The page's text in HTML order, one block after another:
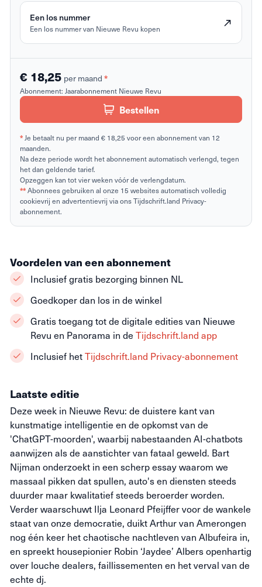
Een los nummer
Een los nummer van Nieuwe Revu kopen
€ 18,25 per maand *
Abonnement: Jaarabonnement Nieuwe Revu
Bestellen
*Je betaalt nu per maand € 18,25 voor een abonnement van 12
maanden.
Na deze periode wordt het abonnement automatisch verlengd, tegen
het dan geldende tarief.
Opzeggen kan tot vier weken vóór de verlengdatum.
**Abonnees gebruiken al onze 15 websites automatisch volledig
cookievrij en advertentievrij via ons Tijdschrift.land Privacy-
abonnement.
Laatste editie
Deze week in Nieuwe Revu: de duistere kant van
kunstmatige intelligentie en de opkomst van de
'ChatGPT-moorden', waarbij nabestaanden AI-chatbots
aanwijzen als de aanstichter van fataal geweld. Bart
Nijman onderzoekt in een scherp essay waarom we
massaal pikken dat spullen, auto's en diensten steeds
duurder maar kwalitatief steeds beroerder worden.
Verder waarschuwt Ilja Leonard Pfeijffer voor de wankele
staat van onze democratie, duikt Arthur van Amerongen
nog één keer het chaotische nachtleven van Albufeira in,
en spreekt housepionier Robin ‘Jaydee’ Albers openhartig
over louche dealers, faillissementen en het verval van de
echte dj.
Voordelen van een abonnement
Inclusief gratis bezorging binnen NL
Goedkoper dan los in de winkel
Gratis toegang tot de digitale edities van Nieuwe
Revu en Panorama in de Tijdschrift.land app
Inclusief hetTijdschrift.land Privacy-abonnement